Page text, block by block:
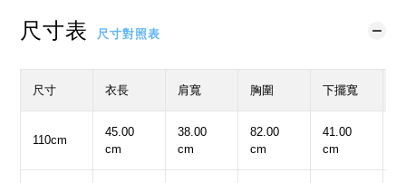
尺寸表 尺寸對照表
尺寸 衣長 肩寬 胸圍 下擺寬
110cm
45.00
cm
38.00
cm
82.00
cm
41.00
cm